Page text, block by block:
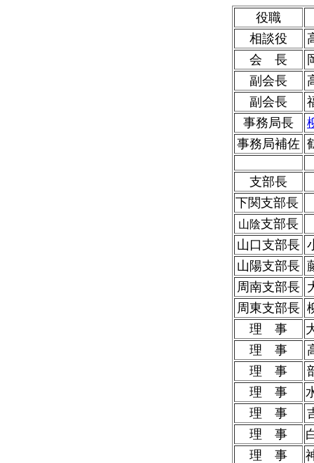
役職
相談役
会 長
副会長
副会長
事務局長
事務局補佐
支部長
下関支部長
山陰支部長
山口支部長
山陽支部長
周南支部長
周東支部長
理 事
理 事
理 事
理 事
理 事
理 事
理 事